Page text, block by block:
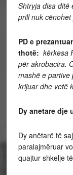
Shtryja disa ditë
prill nuk
PD e
thotë: kërkesa
për akrobacira.
mashë e partive
krijuar dhe vetë
Dy anetare dje
Dy anëtarë të
paralajmëruar
quajtur shkelje